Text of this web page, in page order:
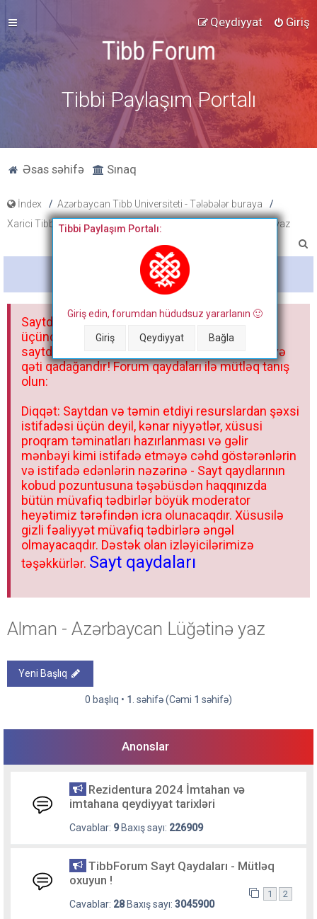
Giriş
Qeydiyyat
Tibbi Paylaşım Portalı
Əsas səhifə Sınaq
İndex
Azərbaycan Tibb Universiteti - Tələbələr buraya
Xarici Tibbi Terminlər Lüğəti
Alman - Azərbaycan Lüğətinə yaz
a
Bitdi
Tibbi Paylaşım Portalı:
Giriş edin, forumdan hüdudsuz yararlanın 🙂
Giriş Qeydiyyat Bağla
Saytdakı materiallar yalnız fərdi istifadəniz
üçündür. Materialları istisnasız heç bir qrupda,
saytda və sosial şəbəkədə paylaşmaq olmaz və
qəti qadağandır! Forum qaydaları ilə mütləq tanış
olun:
Diqqət: Saytdan və təmin etdiyi resurslardan şəxsi
istifadəsi üçün deyil, kənar niyyətlər, xüsusi
proqram təminatları hazırlanması və gəlir
mənbəyi kimi istifadə etməyə cəhd göstərənlərin
və istifadə edənlərin nəzərinə - Sayt qaydlarının
kobud pozuntusuna təşəbüsdən haqqınızda
bütün müvafiq tədbirlər böyük moderator
heyətimiz tərəfindən icra olunacaqdır. Xüsusilə
gizli fəaliyyət müvafiq tədbirlərə əngəl
olmayacaqdır. Dəstək olan izləyicilərimizə
təşəkkürlər. Sayt qaydaları
Alman - Azərbaycan Lüğətinə yaz
Yeni Başlıq
0 başlıq • 1 . səhifə (Cəmi 1 səhifə)
Anonslar
Rezidentura 2024 İmtahan və
imtahana qeydiyyat tarixləri
Cavablar: 9Baxış sayı: 226909
TibbForum Sayt Qaydaları - Mütləq
oxuyun !
Cavablar: 28Baxış sayı: 3045900
1 2